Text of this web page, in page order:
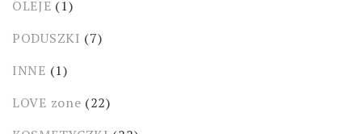
OLEJE (1)
PODUSZKI (7)
INNE (1)
LOVE zone (22)